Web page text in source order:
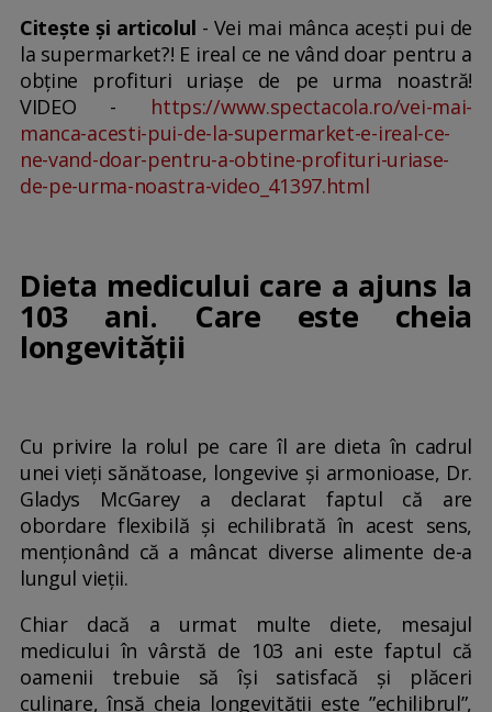
Citește și articolul - Vei mai mânca acești pui de
la supermarket?! E ireal ce ne vând doar pentru a
obține profituri uriașe de pe urma noastră!
VIDEO - https://www.spectacola.ro/vei-mai-
manca-acesti-pui-de-la-supermarket-e-ireal-ce-
ne-vand-doar-pentru-a-obtine-profituri-uriase-
de-pe-urma-noastra-video_41397.html
Dieta medicului care a ajuns la
103 ani. Care este cheia
longevității
Cu privire la rolul pe care îl are dieta în cadrul
unei vieți sănătoase, longevive și armonioase, Dr.
Gladys McGarey a declarat faptul că are
obordare flexibilă și echilibrată în acest sens,
menționând că a mâncat diverse alimente de-a
lungul vieții.
Chiar dacă a urmat multe diete, mesajul
medicului în vârstă de 103 ani este faptul că
oamenii trebuie să își satisfacă și plăceri
culinare, însă cheia longevității este ”echilibrul”,